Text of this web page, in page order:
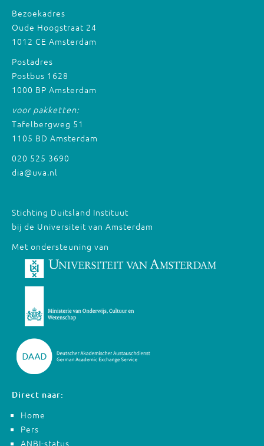
Bezoekadres
Oude Hoogstraat 24
1012 CE Amsterdam
Postadres
Postbus 1628
1000 BP Amsterdam
voor pakketten:
Tafelbergweg 51
1105 BD Amsterdam
020 525 3690
dia@uva.nl
Stichting Duitsland Instituut
bij de Universiteit van Amsterdam
Met ondersteuning van
Direct naar:
Home
Pers
ANBI-status